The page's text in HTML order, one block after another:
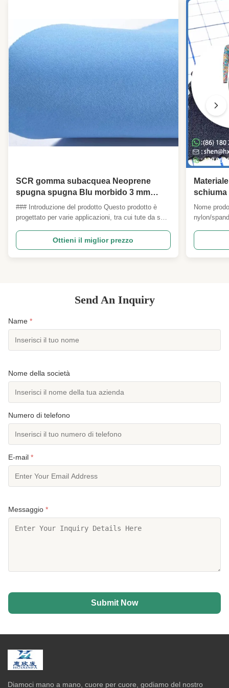
SCR gomma subacquea Neoprene
spugna spugna Blu morbido 3 mm
tessuto di Neoprene
### Introduzione del prodotto Questo prodotto è
progettato per varie applicazioni, tra cui tute da surf,
medica.E' fatto di materiali di alta qualità come SCR
e Polyester Jersey.Disponibile in diversi spessori e
colori per soddisfare le vostre ...
Ottieni il miglior prezzo
schiuma
jersey di
per
Nome
nylon/
B2B,
surf/
Send An Inquiry
Name *
Nome della società
Numero di telefono
E-mail *
Messaggio *
Submit Now
Diamoci mano a mano, cuore per cuore, godiamo del nostro